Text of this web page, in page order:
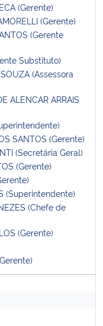
(Gerente)
(Gerente)
(Gerente
Substituto)
(Assessora
ALENCAR ARRAIS
SANTOS (Gerente)
(Secretária Geral)
(Gerente)
(Superintendente)
(Chefe de
(Gerente)